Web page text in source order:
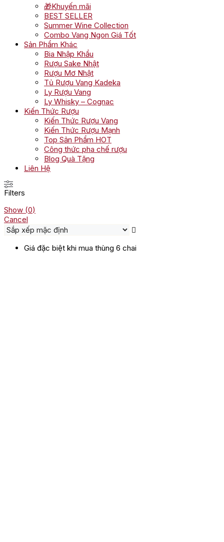
🎁Khuyến mãi
BEST SELLER
Summer Wine Collection
Combo Vang Ngon Giá Tốt
Sản Phẩm Khác
Bia Nhập Khẩu
Rượu Sake Nhật
Rượu Mơ Nhật
Tủ Rượu Vang Kadeka
Ly Rượu Vang
Ly Whisky – Cognac
Kiến Thức Rượu
Kiến Thức Rượu Vang
Kiến Thức Rượu Mạnh
Top Sản Phẩm HOT
Công thức pha chế rượu
Blog Quà Tặng
Liên Hệ
Filters
Show (0)
Cancel
Giá đặc biệt khi mua thùng 6 chai